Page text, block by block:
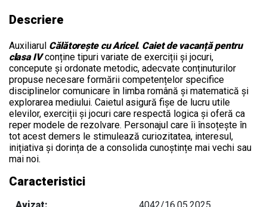
Descriere
Auxiliarul Călătorește cu Aricel. Caiet de vacanță pentru
clasa IVconține tipuri variate de exerciții și jocuri,
concepute și ordonate metodic, adecvate conținuturilor
propuse necesare formării competențelor specifice
disciplinelor comunicare în limba română și matematică și
explorarea mediului. Caietul asigură fișe de lucru utile
elevilor, exerciții și jocuri care respectă logica și oferă ca
reper modele de rezolvare. Personajul care îi însoțește în
tot acest demers le stimulează curiozitatea, interesul,
inițiativa și dorința de a consolida cunoștințe mai vechi sau
mai noi.
Caracteristici